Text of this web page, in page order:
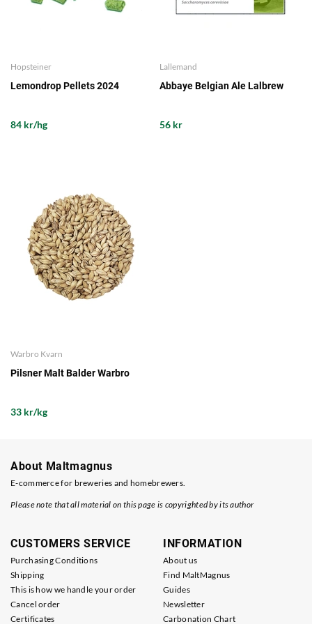
Hopsteiner
Lemondrop Pellets 2024
84 kr/hg
Lallemand
Abbaye Belgian Ale Lalbrew
56 kr
Warbro Kvarn
Pilsner Malt Balder Warbro
33 kr/kg
About Maltmagnus
E-commerce for breweries and homebrewers.
Please note that all material on this page is copyrighted by its author
CUSTOMERS SERVICE
Purchasing Conditions
Shipping
This is how we handle your order
Cancel order
Certificates
INFORMATION
About us
Find MaltMagnus
Guides
Newsletter
Carbonation Chart